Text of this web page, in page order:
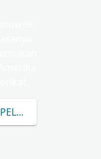
PELAJARI LEBIH